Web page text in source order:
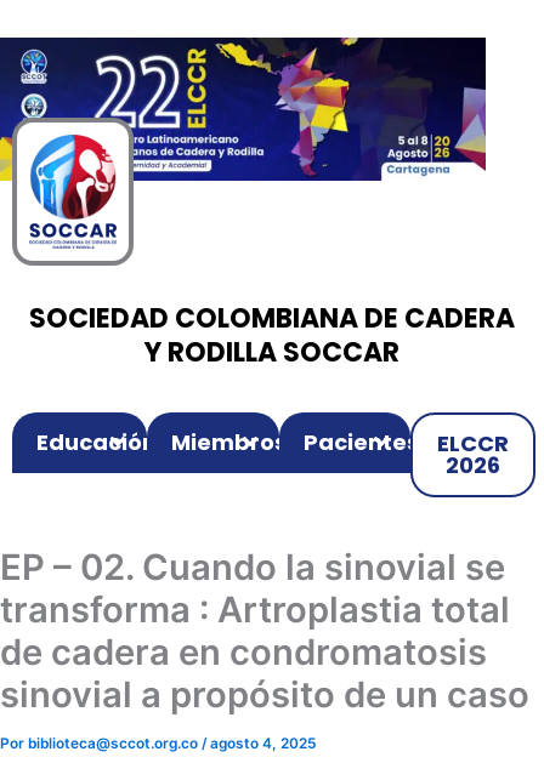
al
contenido
Horas Minutos Segundos
SOCIEDAD COLOMBIANA DE CADERA
Y RODILLA SOCCAR
Educación Miembros Pacientes ELCCR
2026
EP – 02. Cuando la sinovial se
transforma : Artroplastia total
de cadera en condromatosis
sinovial a propósito de un caso
Por biblioteca@sccot.org.co /agosto 4, 2025